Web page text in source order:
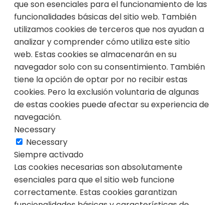
que son esenciales para el funcionamiento de las
funcionalidades básicas del sitio web. También
utilizamos cookies de terceros que nos ayudan a
analizar y comprender cómo utiliza este sitio
web. Estas cookies se almacenarán en su
navegador solo con su consentimiento. También
tiene la opción de optar por no recibir estas
cookies. Pero la exclusión voluntaria de algunas
de estas cookies puede afectar su experiencia de
navegación.
Necessary
Necessary
Siempre activado
Las cookies necesarias son absolutamente
esenciales para que el sitio web funcione
correctamente. Estas cookies garantizan